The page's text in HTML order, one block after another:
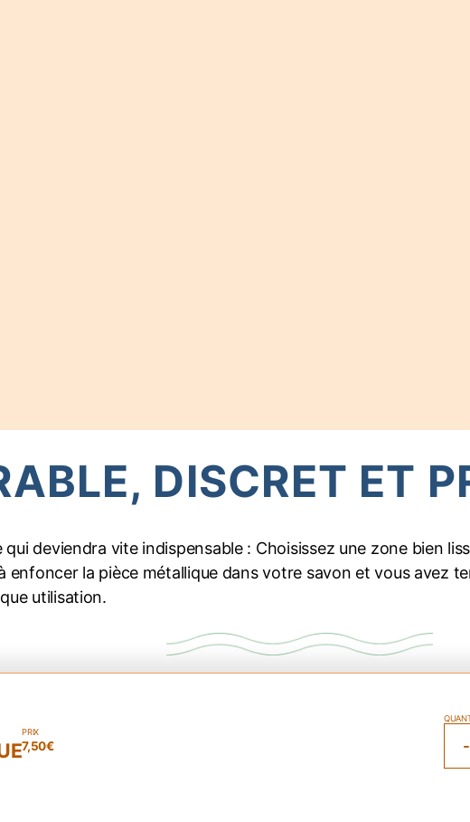
DISCRET ET
deviendra vite indispensable : Choisissez une zone bien
enfoncer la pièce métallique dans votre savon et vous avez
utilisation.
PRIX
7,50€ -